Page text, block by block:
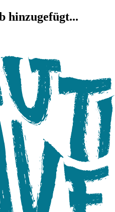
hinzugefügt...